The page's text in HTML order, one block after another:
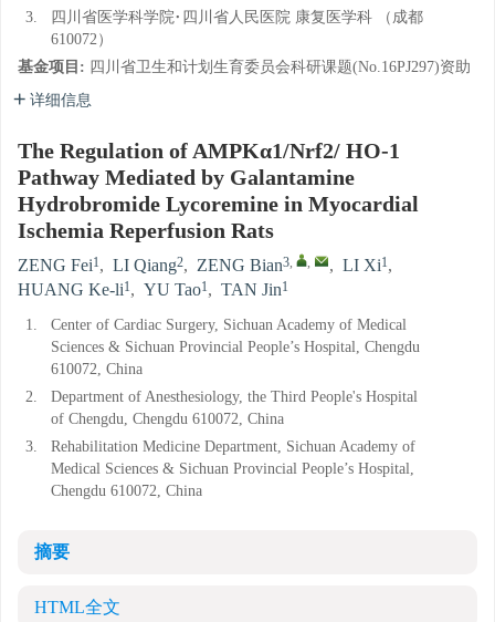
3.
四川省医学科学院·四川省人民医院 康复医学科 （成都
610072）
基金项目: 四川省卫生和计划生育委员会科研课题(No.16PJ297)资助
详细信息
The Regulation of AMPKα1/Nrf2/ HO-1
Pathway Mediated by Galantamine
Hydrobromide Lycoremine in Myocardial
Ischemia Reperfusion Rats
ZENG Fei1, LI Qiang2, ZENG Bian3, , , LI Xi1,
HUANG Ke-li1, YU Tao1, TAN Jin1
1.
Center of Cardiac Surgery, Sichuan Academy of Medical
Sciences & Sichuan Provincial People’s Hospital, Chengdu
610072, China
2.
Department of Anesthesiology, the Third People's Hospital
of Chengdu, Chengdu 610072, China
3.
Rehabilitation Medicine Department, Sichuan Academy of
Medical Sciences & Sichuan Provincial People’s Hospital,
Chengdu 610072, China
摘要
HTML全文